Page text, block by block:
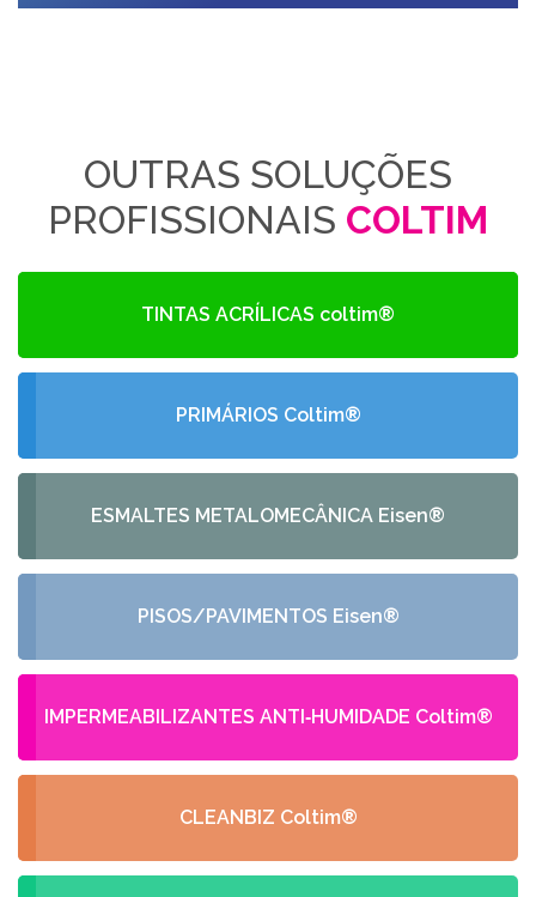
OUTRAS SOLUÇÕES
PROFISSIONAIS COLTIM
TINTAS ACRÍLICAS coltim®
PRIMÁRIOS Coltim®
ESMALTES METALOMECÂNICA Eisen®
PISOS/PAVIMENTOS Eisen®
IMPERMEABILIZANTES ANTI‑HUMIDADE Coltim®
CLEANBIZ Coltim®